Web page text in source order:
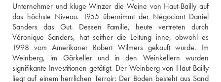
Unternehmer und kluge Winzer die Weine von Haut-Bailly auf
das höchste Niveau. 1955 übernimmt der Négociant Daniel
Sanders das Gut. Dessen Familie, heute vertreten durch
Véronique Sanders, hat seither die Leitung inne, obwohl es
1998 vom Amerikaner Robert Wilmers gekauft wurde. Im
Weinberg, im Gärkeller und in den Weinkellern wurden
signifikante Investitionen getätigt. Der Weinberg von Haut-Bailly
liegt auf einem herrlichen Terroir: Der Boden besteht aus Sand